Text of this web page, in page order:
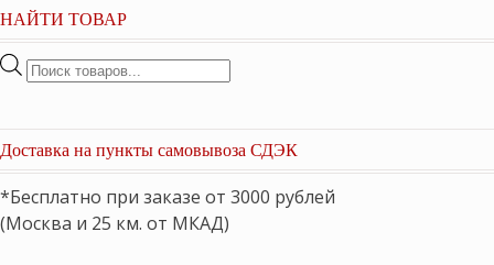
НАЙТИ ТОВАР
Поиск
Доставка на пункты самовывоза СДЭК
*Бесплатно при заказе от 3000 рублей
(Москва и 25 км. от МКАД)